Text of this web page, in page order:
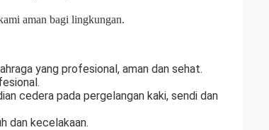
aman bagi lingkungan.
yang profesional, aman dan sehat.
cedera pada pergelangan kaki, sendi dan
dan kecelakaan.